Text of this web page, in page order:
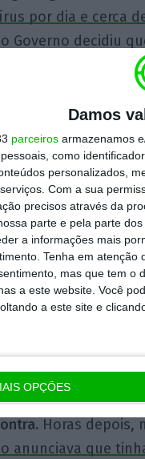
Damos
parceiros armazenamos
como
personalizados,
Com a sua
precisos através da
parte e pela parte
a informações mais
Tenha em atenção
mas que tem o
a este website. Você
a este site e
OPÇÕES
por dia e cerca
Governo decidiu
declarar estado de
convencido.
mas,
e o xadrez
mais adeptos
Em entrevista à
com
nenhum
para
a favor, BE,
Horas depois,
anunciava que